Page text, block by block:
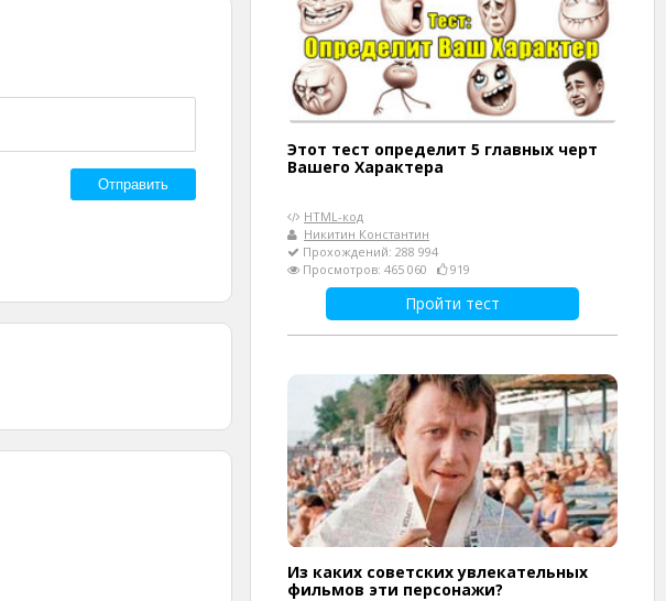
Этот тест определит 5 главных черт
Вашего Характера
HTML-код
Никитин Константин
Прохождений: 288 994
Просмотров: 465 060
919
Пройти тест
Из каких советских увлекательных
фильмов эти персонажи?